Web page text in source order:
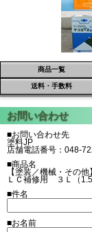
商品一覧
送料・手数料
■お問い合わせ先
塗料JP
店舗電話番号：048-
■商品名
【塗装／機械・その
ＬＣ補修用 ３Ｌ（
■件名
■お名前